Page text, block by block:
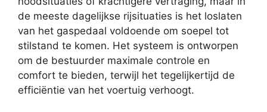
de meeste dagelijkse rijsituaties is het loslaten
van het gaspedaal voldoende om soepel tot
stilstand te komen. Het systeem is ontworpen
om de bestuurder maximale controle en
comfort te bieden, terwijl het tegelijkertijd de
efficiëntie van het voertuig verhoogt.